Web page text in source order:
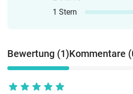
1 Stern
Bewertung (1)Kommentare